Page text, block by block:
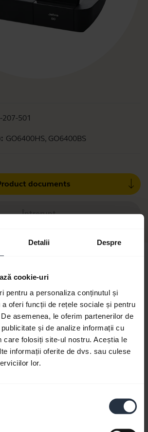
Detalii Despre
cookie-uri
pentru a personaliza conținutul și
a oferi funcții de rețele sociale și pentru
asemenea, le oferim partenerilor de
și de analize informații cu
care folosiți site-ul nostru. Aceștia le
informații oferite de dvs. sau culese
lor.
501
GO6400HS, GO6400BS
documents
Întrerupt
I help you today?
chevron_right
add